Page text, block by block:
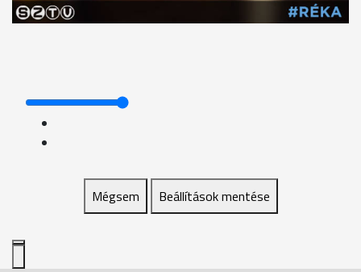
Mégsem Beállítások mentése